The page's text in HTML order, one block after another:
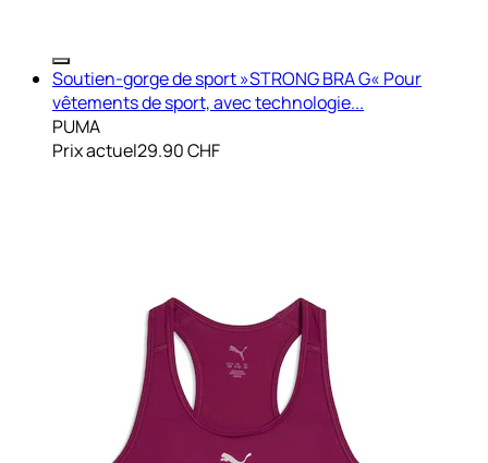
Soutien-gorge de sport »STRONG BRA G« Pour
vêtements de sport, avec technologie...
PUMA
Prix actuel29.90 CHF